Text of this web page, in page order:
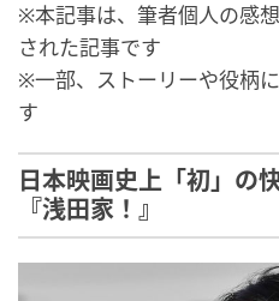
※本記事は、筆者個人の感
された記事です
※一部、ストーリーや役柄
す
日本映画史上「初」の
『浅田家！』